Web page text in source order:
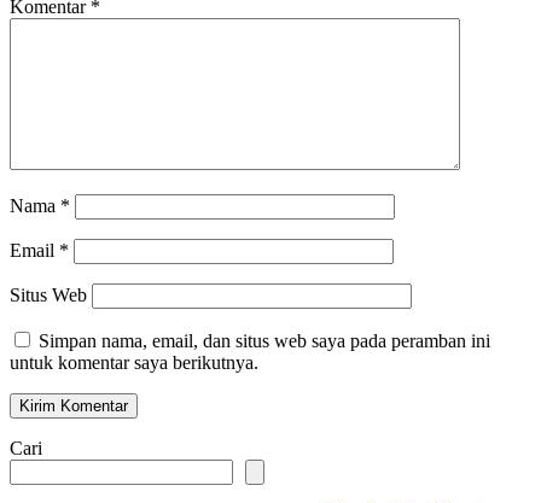
Komentar *
Nama *
Email *
Situs Web
Simpan nama, email, dan situs web saya pada peramban ini
untuk komentar saya berikutnya.
Cari